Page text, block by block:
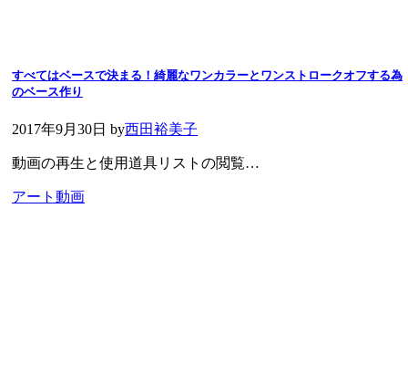
すべてはベースで決まる！綺麗なワンカラーとワンストロークオフする為
のベース作り
2017年9月30日 by西田裕美子
動画の再生と使用道具リストの閲覧…
アート動画